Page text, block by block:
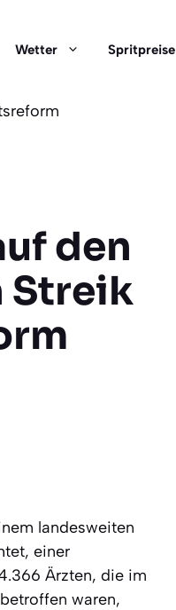
Wetter Spritpreise
den
Streik
landesweiten
einer
Ärzten, die im
waren,